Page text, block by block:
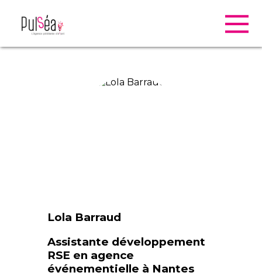
Lola Barraud
Assistante développement
RSE en agence
événementielle à Nantes